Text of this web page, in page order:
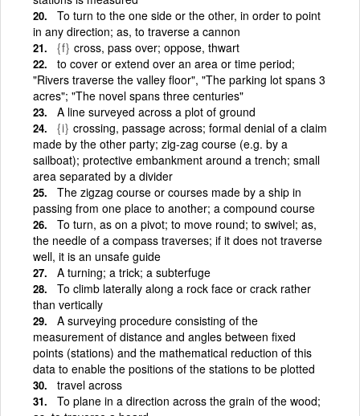
To turn to the one side or the other, in order to point
in any direction; as, to traverse a cannon
{f} cross, pass over; oppose, thwart
to cover or extend over an area or time period;
"Rivers traverse the valley floor", "The parking lot spans 3
acres"; "The novel spans three centuries"
A line surveyed across a plot of ground
{i} crossing, passage across; formal denial of a claim
made by the other party; zig-zag course (e.g. by a
sailboat); protective embankment around a trench; small
area separated by a divider
The zigzag course or courses made by a ship in
passing from one place to another; a compound course
To turn, as on a pivot; to move round; to swivel; as,
the needle of a compass traverses; if it does not traverse
well, it is an unsafe guide
A turning; a trick; a subterfuge
To climb laterally along a rock face or crack rather
than vertically
A surveying procedure consisting of the
measurement of distance and angles between fixed
points (stations) and the mathematical reduction of this
data to enable the positions of the stations to be plotted
travel across
To plane in a direction across the grain of the wood;